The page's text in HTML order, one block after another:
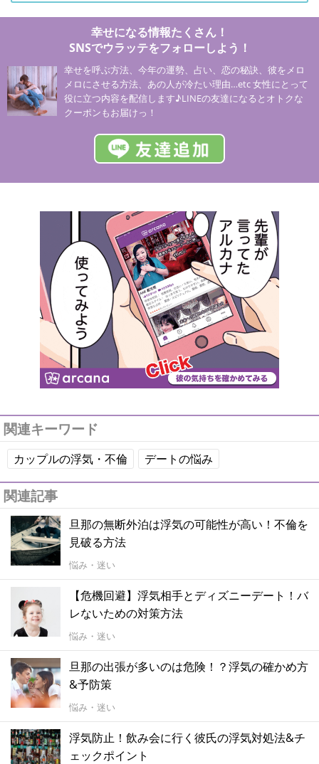
幸せになる情報たくさん！
SNSでウラッテをフォローしよう！
幸せを呼ぶ方法、今年の運勢、占い、恋の秘訣、彼をメロ
メロにさせる方法、あの人が冷たい理由…etc 女性にとって
役に立つ内容を配信します♪LINEの友達になるとオトクな
クーポンもお届けっ！
関連キーワード
カップルの浮気・不倫 デートの悩み
関連記事
旦那の無断外泊は浮気の可能性が高い！不倫を
見破る方法
悩み・迷い
【危機回避】浮気相手とディズニーデート！バ
レないための対策方法
悩み・迷い
旦那の出張が多いのは危険！？浮気の確かめ方
&予防策
悩み・迷い
浮気防止！飲み会に行く彼氏の浮気対処法&チ
ェックポイント